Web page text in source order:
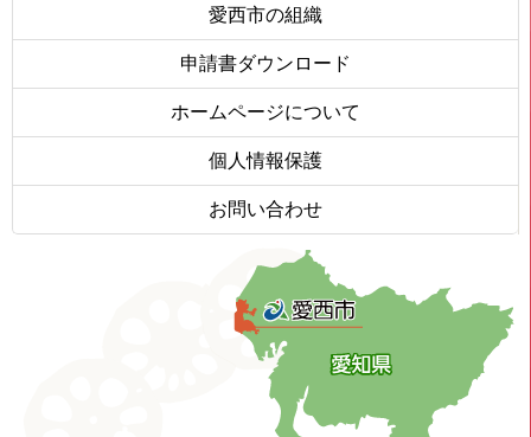
愛西市の組織
申請書ダウンロード
ホームページについて
個人情報保護
お問い合わせ